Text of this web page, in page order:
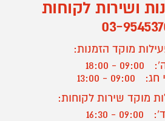
ושירות לקוחות
03-
מוקד הזמנות:
09:00 - 18:00
חג:
09:00 - 13:00
מוקד שירות לקוחות:
09:00 - 16:30